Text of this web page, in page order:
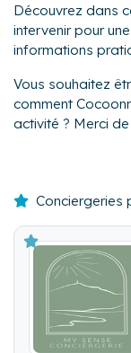
Découvrez dans
intervenir pour
informations
Vous souhaitez
comment
activité ? Merci de
Conciergeries